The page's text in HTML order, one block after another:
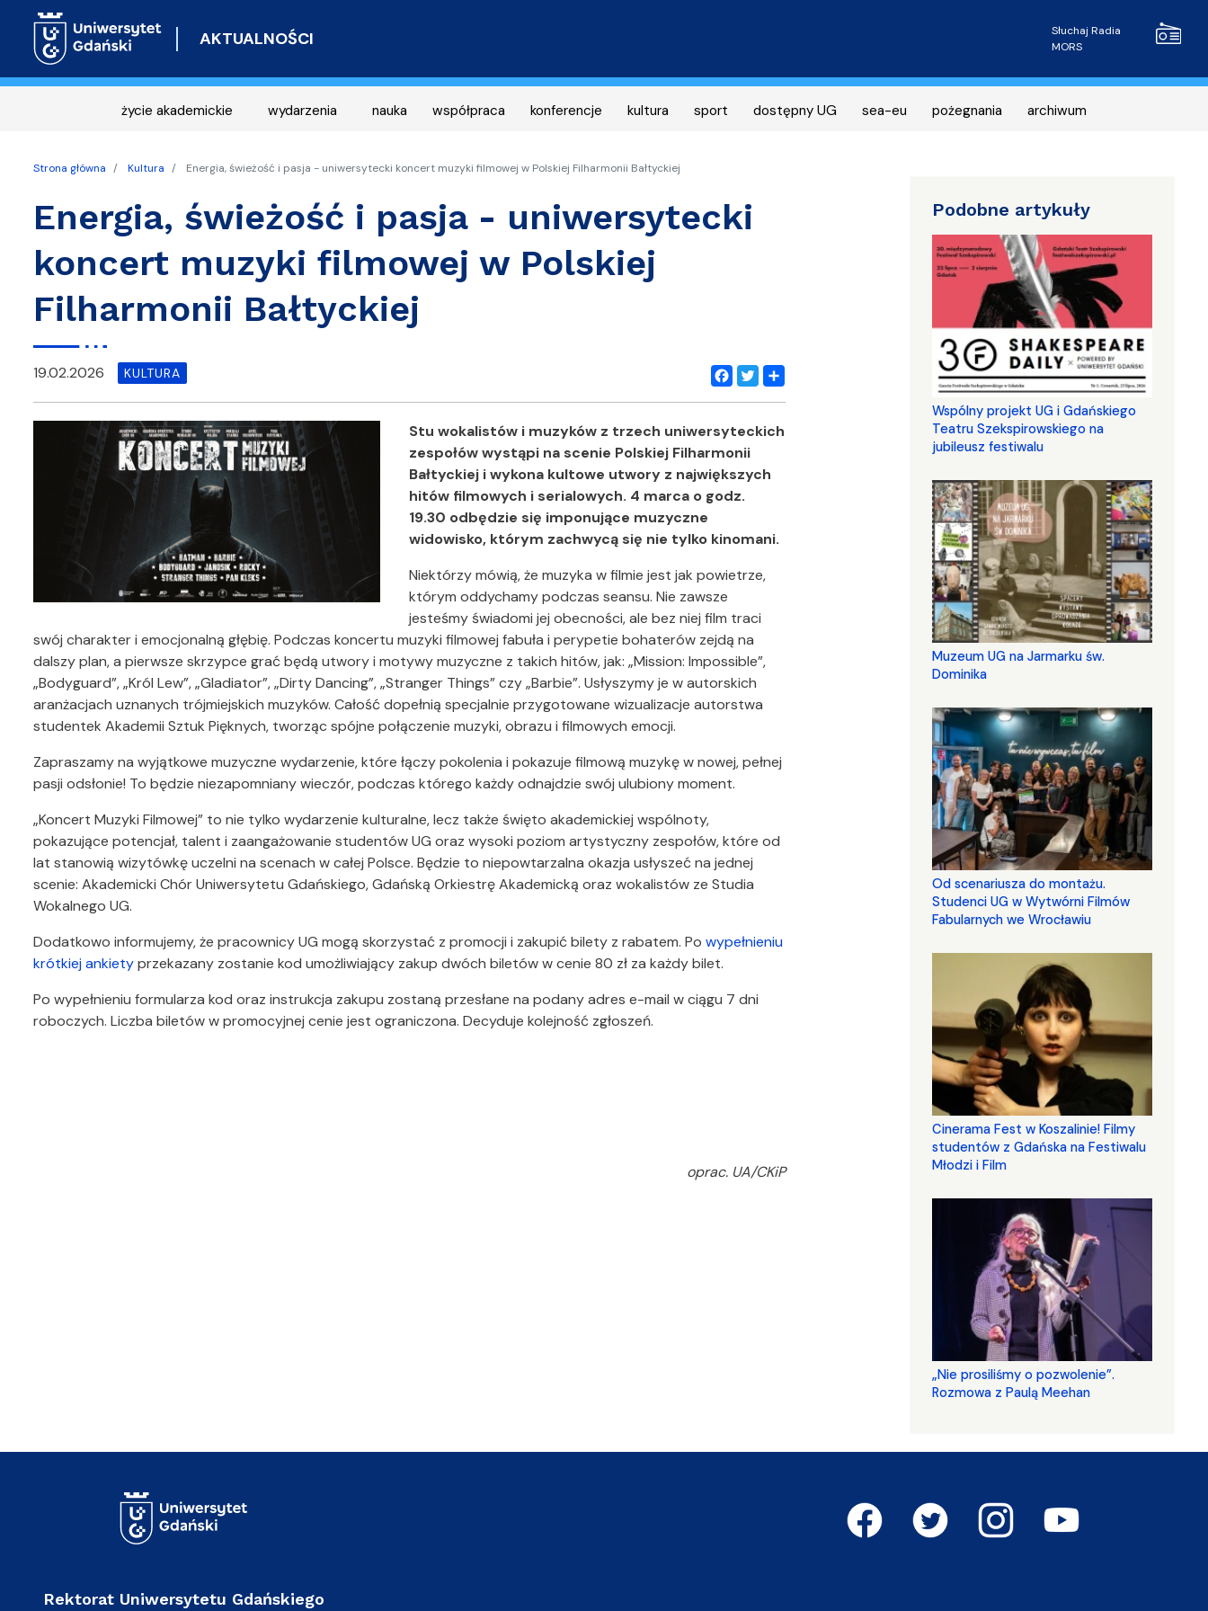
AKTUALNOŚCI Radio
Słuchaj Radia
MORS
życie akademickie wydarzenia nauka współpraca konferencje kultura sport dostępny UG sea-eu pożegnania archiwum
Strona główna Kultura Energia, świeżość i pasja - uniwersytecki koncert muzyki filmowej w Polskiej Filharmonii Bałtyckiej
Energia, świeżość i pasja - uniwersytecki
koncert muzyki filmowej w Polskiej
Filharmonii Bałtyckiej
Facebook
Twitter
Share
19.02.2026 KULTURA
Stu wokalistów i muzyków z trzech uniwersyteckich
zespołów wystąpi na scenie Polskiej Filharmonii
Bałtyckiej i wykona kultowe utwory z największych
hitów filmowych i serialowych. 4 marca o godz.
19.30 odbędzie się imponujące muzyczne
widowisko, którym zachwycą się nie tylko kinomani.
Niektórzy mówią, że muzyka w filmie jest jak powietrze,
którym oddychamy podczas seansu. Nie zawsze
jesteśmy świadomi jej obecności, ale bez niej film traci
swój charakter i emocjonalną głębię. Podczas koncertu muzyki filmowej fabuła i perypetie bohaterów zejdą na
dalszy plan, a pierwsze skrzypce grać będą utwory i motywy muzyczne z takich hitów, jak: „Mission: Impossible”,
„Bodyguard”, „Król Lew”, „Gladiator”, „Dirty Dancing”, „Stranger Things” czy „Barbie”. Usłyszymy je w autorskich
aranżacjach uznanych trójmiejskich muzyków. Całość dopełnią specjalnie przygotowane wizualizacje autorstwa
studentek Akademii Sztuk Pięknych, tworząc spójne połączenie muzyki, obrazu i filmowych emocji.
Zapraszamy na wyjątkowe muzyczne wydarzenie, które łączy pokolenia i pokazuje filmową muzykę w nowej, pełnej
pasji odsłonie! To będzie niezapomniany wieczór, podczas którego każdy odnajdzie swój ulubiony moment.
„Koncert Muzyki Filmowej” to nie tylko wydarzenie kulturalne, lecz także święto akademickiej wspólnoty,
pokazujące potencjał, talent i zaangażowanie studentów UG oraz wysoki poziom artystyczny zespołów, które od
lat stanowią wizytówkę uczelni na scenach w całej Polsce. Będzie to niepowtarzalna okazja usłyszeć na jednej
scenie: Akademicki Chór Uniwersytetu Gdańskiego, Gdańską Orkiestrę Akademicką oraz wokalistów ze Studia
Wokalnego UG.
Dodatkowo informujemy, że pracownicy UG mogą skorzystać z promocji i zakupić bilety z rabatem. Po wypełnieniu
krótkiej ankietyprzekazany zostanie kod umożliwiający zakup dwóch biletów w cenie 80 zł za każdy bilet.
Po wypełnieniu formularza kod oraz instrukcja zakupu zostaną przesłane na podany adres e-mail w ciągu 7 dni
roboczych. Liczba biletów w promocyjnej cenie jest ograniczona. Decyduje kolejność zgłoszeń.
oprac. UA/CKiP
Podobne artykuły
Wspólny projekt UG i Gdańskiego
Teatru Szekspirowskiego na
jubileusz festiwalu
Muzeum UG na Jarmarku św.
Dominika
Od scenariusza do montażu.
Studenci UG w Wytwórni Filmów
Fabularnych we Wrocławiu
Cinerama Fest w Koszalinie! Filmy
studentów z Gdańska na Festiwalu
Młodzi i Film
„Nie prosiliśmy o pozwolenie”.
Rozmowa z Paulą Meehan
Rektorat Uniwersytetu Gdańskiego